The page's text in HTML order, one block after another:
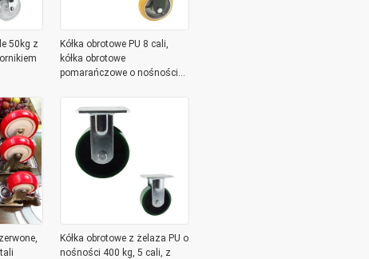
50kg z
Kółka obrotowe PU 8 cali,
kółka obrotowe
pomarańczowe o nośności
Kółka obrotowe z żelaza PU o
nośności 400 kg, 5 cali, z